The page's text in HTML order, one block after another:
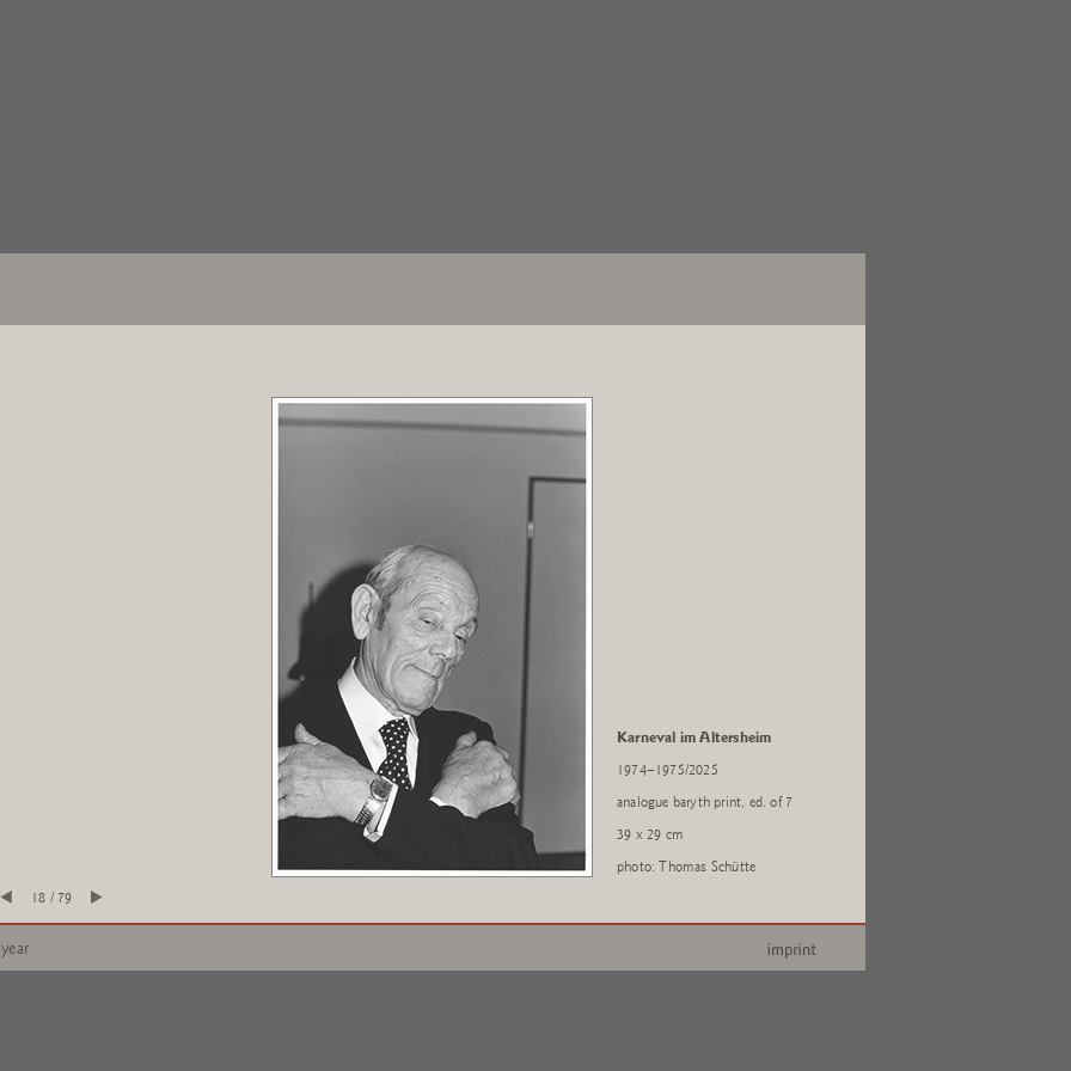
Karneval im Altersheim
1974–1975/2025
analogue baryth print, ed. of 7
39 x 29 cm
photo: Thomas Schütte
18 / 79